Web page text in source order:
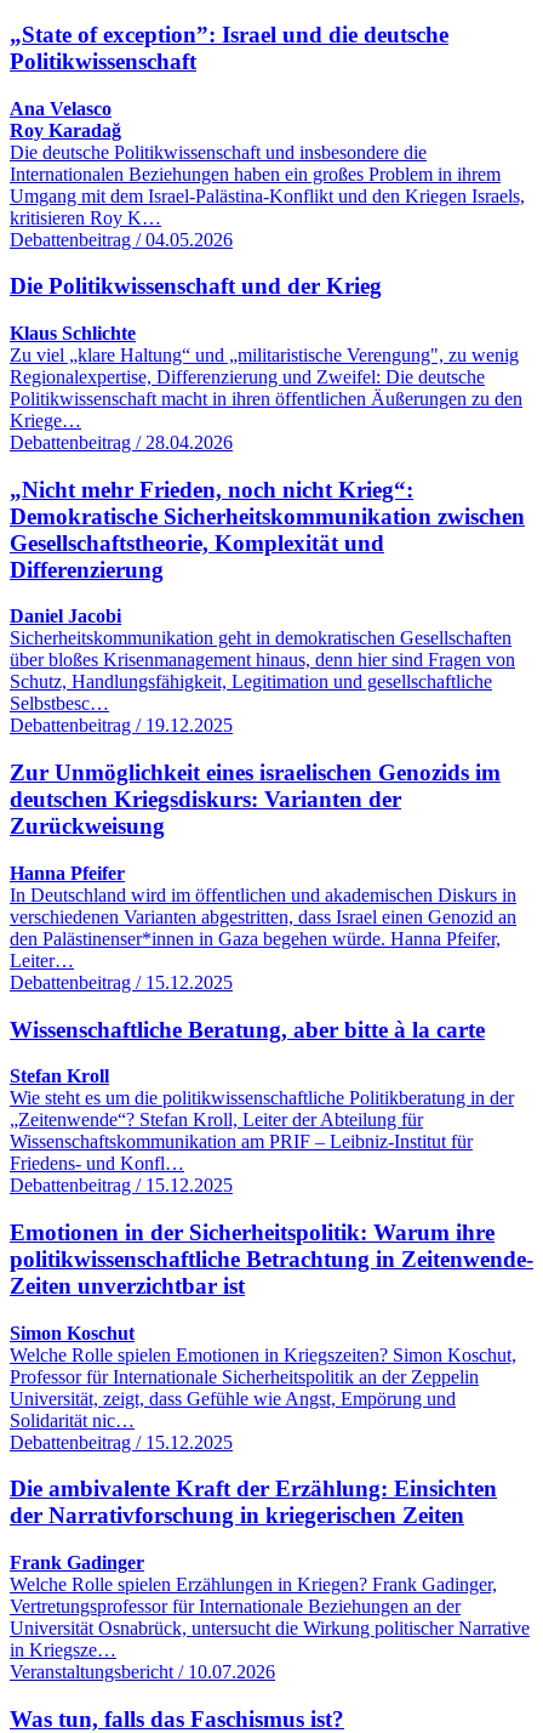
„State of exception”: Israel und die deutsche
Politikwissenschaft
Ana Velasco
Roy Karadağ
Die deutsche Politikwissenschaft und insbesondere die
Internationalen Beziehungen haben ein großes Problem in ihrem
Umgang mit dem Israel-Palästina-Konflikt und den Kriegen Israels,
kritisieren Roy K…
Debattenbeitrag / 04.05.2026
Die Politikwissenschaft und der Krieg
Klaus Schlichte
Zu viel „klare Haltung“ und „militaristische Verengung", zu wenig
Regionalexpertise, Differenzierung und Zweifel: Die deutsche
Politikwissenschaft macht in ihren öffentlichen Äußerungen zu den
Kriege…
Debattenbeitrag / 28.04.2026
„Nicht mehr Frieden, noch nicht Krieg“:
Demokratische Sicherheitskommunikation zwischen
Gesellschaftstheorie, Komplexität und
Differenzierung
Daniel Jacobi
Sicherheitskommunikation geht in demokratischen Gesellschaften
über bloßes Krisenmanagement hinaus, denn hier sind Fragen von
Schutz, Handlungsfähigkeit, Legitimation und gesellschaftliche
Selbstbesc…
Debattenbeitrag / 19.12.2025
Zur Unmöglichkeit eines israelischen Genozids im
deutschen Kriegsdiskurs: Varianten der
Zurückweisung
Hanna Pfeifer
In Deutschland wird im öffentlichen und akademischen Diskurs in
verschiedenen Varianten abgestritten, dass Israel einen Genozid an
den Palästinenser*innen in Gaza begehen würde. Hanna Pfeifer,
Leiter…
Debattenbeitrag / 15.12.2025
Wissenschaftliche Beratung, aber bitte à la carte
Stefan Kroll
Wie steht es um die politikwissenschaftliche Politikberatung in der
„Zeitenwende“? Stefan Kroll, Leiter der Abteilung für
Wissenschaftskommunikation am PRIF – Leibniz-Institut für
Friedens- und Konfl…
Debattenbeitrag / 15.12.2025
Emotionen in der Sicherheitspolitik: Warum ihre
politikwissenschaftliche Betrachtung in Zeitenwende-
Zeiten unverzichtbar ist
Simon Koschut
Welche Rolle spielen Emotionen in Kriegszeiten? Simon Koschut,
Professor für Internationale Sicherheitspolitik an der Zeppelin
Universität, zeigt, dass Gefühle wie Angst, Empörung und
Solidarität nic…
Debattenbeitrag / 15.12.2025
Die ambivalente Kraft der Erzählung: Einsichten
der Narrativforschung in kriegerischen Zeiten
Frank Gadinger
Welche Rolle spielen Erzählungen in Kriegen? Frank Gadinger,
Vertretungsprofessor für Internationale Beziehungen an der
Universität Osnabrück, untersucht die Wirkung politischer Narrative
in Kriegsze…
Veranstaltungsbericht / 10.07.2026
Was tun, falls das Faschismus ist?